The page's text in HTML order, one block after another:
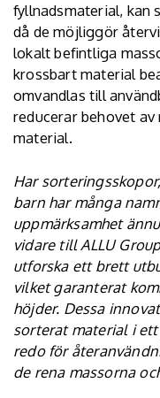
fyllnadsmaterial, kan
då de möjliggör
lokalt befintliga
krossbart material
omvandlas till
reducerar behovet
material.
Har
barn har många
uppmärksamhet
vidare tillALLU
utforska ett brett
vilket garanterat
höjder. Dessa
sorterat material i
redo för
de rena massorna